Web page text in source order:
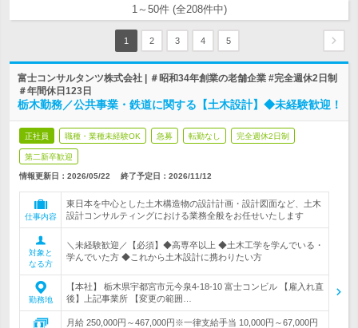
1～50件 (全208件中)
1 2 3 4 5
富士コンサルタンツ株式会社 | ＃昭和34年創業の老舗企業 #完全週休2日制
＃年間休日123日
栃木勤務／公共事業・鉄道に関する【土木設計】◆未経験歓迎！
正社員 職種・業種未経験OK 急募 転勤なし 完全週休2日制
第二新卒歓迎
情報更新日：2026/05/22 終了予定日： 2026/11/12
仕事内容
東日本を中心とした土木構造物の設計計画・設計図面など、土木
設計コンサルティングにおける業務全般をお任せいたします
対象と
なる方
＼未経験歓迎／【必須】◆高専卒以上 ◆土木工学を学んでいる・
学んでいた方 ◆これから土木設計に携わりたい方
勤務地
【本社】 栃木県宇都宮市元今泉4-18-10 富士コンビル 【雇入れ直
後】上記事業所 【変更の範囲…
月給 250,000円～467,000円※一律支給手当 10,000円～67,000円